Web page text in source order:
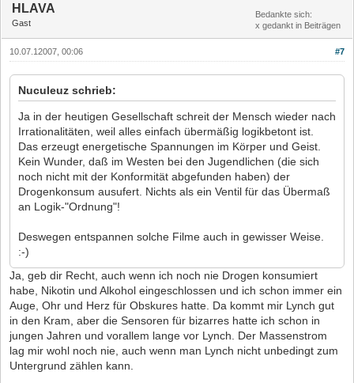
HLAVA
Gast
Bedankte sich:
x gedankt in Beiträgen
#7
10.07.12007, 00:06
Nuculeuz schrieb:
Ja in der heutigen Gesellschaft schreit der Mensch wieder nach
Irrationalitäten, weil alles einfach übermäßig logikbetont ist.
Das erzeugt energetische Spannungen im Körper und Geist.
Kein Wunder, daß im Westen bei den Jugendlichen (die sich
noch nicht mit der Konformität abgefunden haben) der
Drogenkonsum ausufert. Nichts als ein Ventil für das Übermaß
an Logik-"Ordnung"!
Deswegen entspannen solche Filme auch in gewisser Weise.
:-)
Ja, geb dir Recht, auch wenn ich noch nie Drogen konsumiert
habe, Nikotin und Alkohol eingeschlossen und ich schon immer ein
Auge, Ohr und Herz für Obskures hatte. Da kommt mir Lynch gut
in den Kram, aber die Sensoren für bizarres hatte ich schon in
jungen Jahren und vorallem lange vor Lynch. Der Massenstrom
lag mir wohl noch nie, auch wenn man Lynch nicht unbedingt zum
Untergrund zählen kann.